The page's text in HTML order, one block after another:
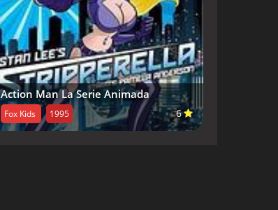
Action Man La Serie Animada
Fox Kids 1995 6